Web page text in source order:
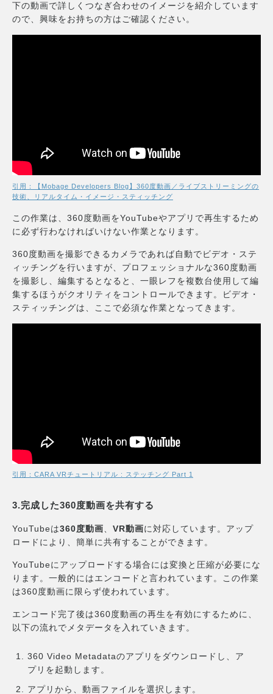
下の動画で詳しくつなぎ合わせのイメージを紹介しています
ので、興味をお持ちの方はご確認ください。
引用：【Mobage Developers Blog】360度動画／ライブストリーミングの
技術、リアルタイム・イメージ・スティッチング
この作業は、360度動画をYouTubeやアプリで再生するため
に必ず行わなければいけない作業となります。
360度動画を撮影できるカメラであれば自動でビデオ・ステ
ィッチングを行いますが、プロフェッショナルな360度動画
を撮影し、編集するとなると、一眼レフを複数台使用して編
集するほうがクオリティをコントロールできます。ビデオ・
スティッチングは、ここで必須な作業となってきます。
引用：CARA VRチュートリアル : ステッチング Part 1
3.完成した360度動画を共有する
YouTubeは360度動画、 VR動画に対応しています。アップ
ロードにより、簡単に共有することができます。
YouTubeにアップロードする場合には変換と圧縮が必要にな
ります。一般的にはエンコードと言われています。この作業
は360度動画に限らず使われています。
エンコード完了後は360度動画の再生を有効にするために、
以下の流れでメタデータを入れていきます。
360 Video Metadataのアプリをダウンロードし、ア
プリを起動します。
アプリから、動画ファイルを選択します。